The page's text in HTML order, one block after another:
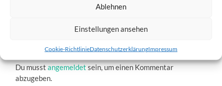
Ablehnen
Einstellungen ansehen
Cookie-RichtlinieDatenschutzerklärungImpressum
Schreibe einen Kommentar
Du musstangemeldetsein, um einen Kommentar
abzugeben.